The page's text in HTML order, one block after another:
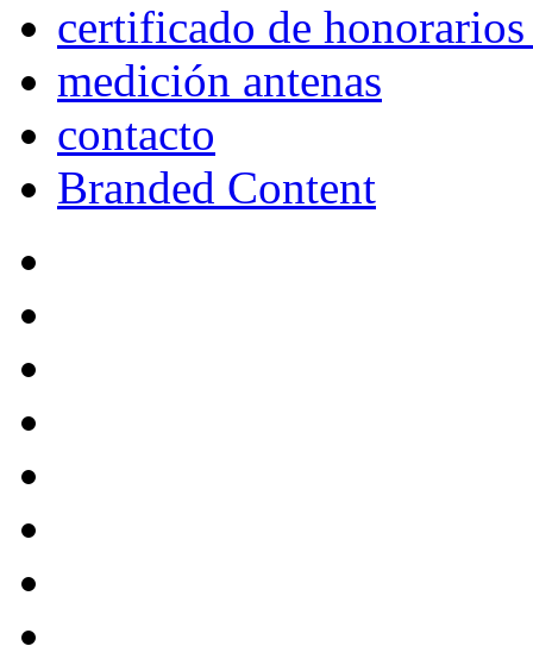
certificado de
medición antenas
contacto
Branded Content